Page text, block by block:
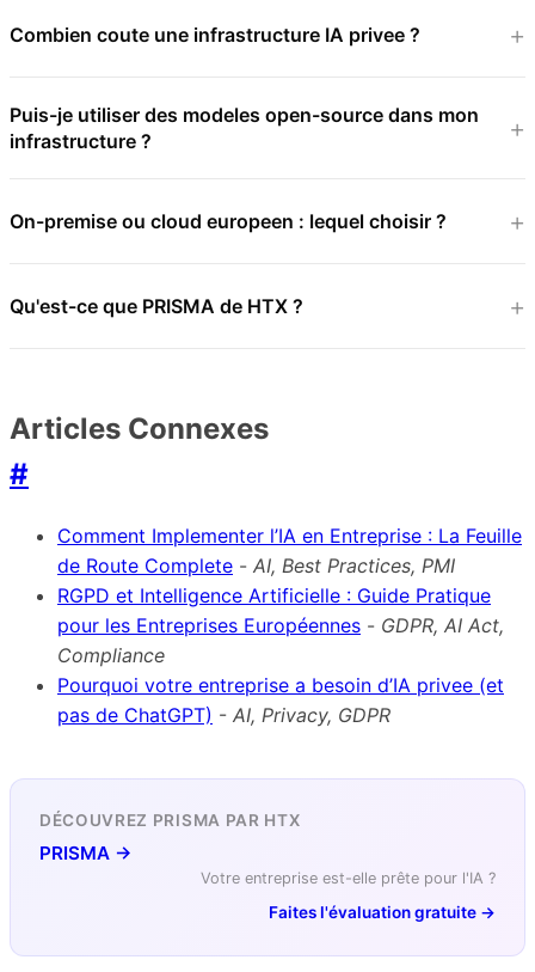
Combien coute une infrastructure IA privee ?
Puis-je utiliser des modeles open-source dans mon
infrastructure ?
On-premise ou cloud europeen : lequel choisir ?
Qu'est-ce que PRISMA de HTX ?
Articles Connexes
#
Comment Implementer l’IA en Entreprise : La Feuille
de Route Complete - AI, Best Practices, PMI
RGPD et Intelligence Artificielle : Guide Pratique
pour les Entreprises Européennes - GDPR, AI Act,
Compliance
Pourquoi votre entreprise a besoin d’IA privee (et
pas de ChatGPT) - AI, Privacy, GDPR
DÉCOUVREZ PRISMA PAR HTX
PRISMA →
Votre entreprise est-elle prête pour l'IA ?
Faites l'évaluation gratuite →